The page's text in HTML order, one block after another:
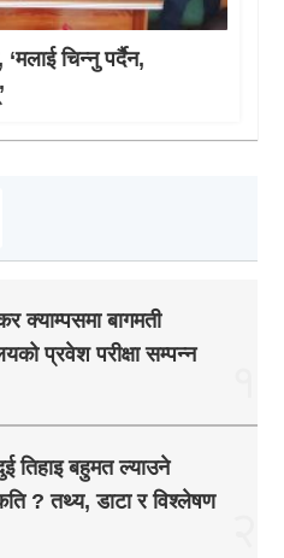
चिन्नु पर्दैन,
क्याम्पसमा बागमती
प्रवेश परीक्षा सम्पन्न
तिहाइ बहुमत ल्याउने
? तथ्य, डाटा र विश्लेषण